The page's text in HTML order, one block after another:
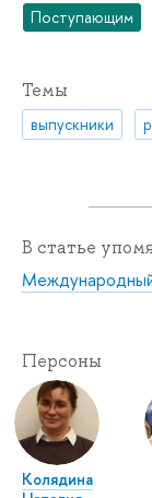
Поступающим
Темы
выпускники
В статье
Персоны
Колядина